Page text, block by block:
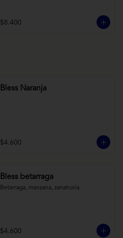
$8.400
Bless Naranja
$4.600
Bless betarraga
Betarraga, manzana, zanahoria
$4.600